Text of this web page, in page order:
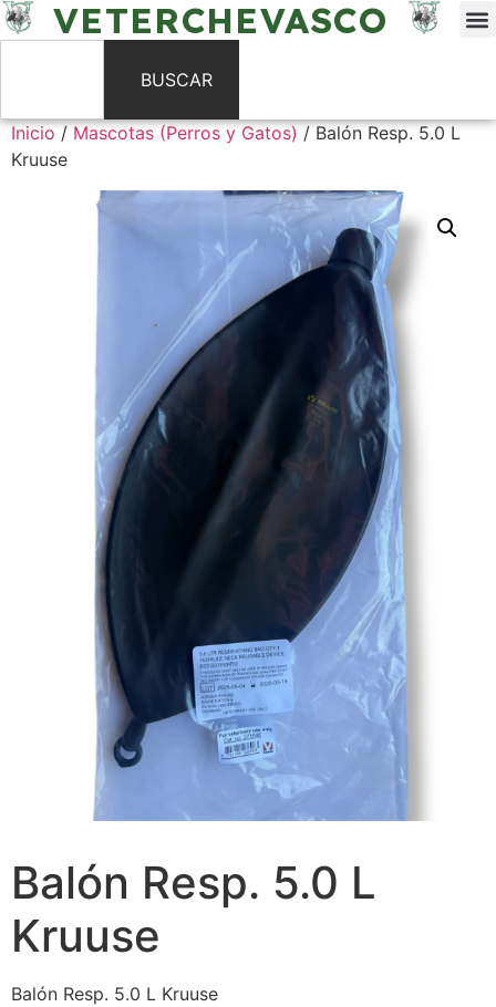
VETERCHEVASCO
BUSCAR
Inicio/Mascotas (Perros y Gatos)/ Balón Resp. 5.0 L
Kruuse
Balón Resp. 5.0 L
Kruuse
Balón Resp. 5.0 L Kruuse